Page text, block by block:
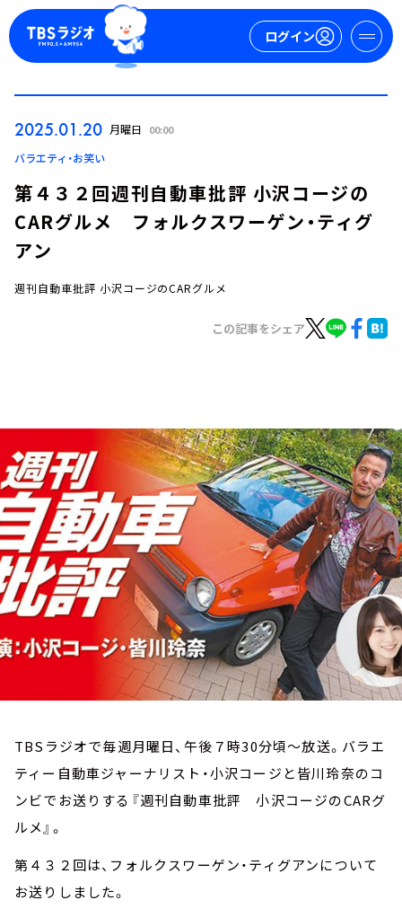
ログイン
ログイン
イベント・グッズ
YouTube
会社情報
2025.01.20 月曜日 00:00
バラエティ・お笑い
第４３２回週刊自動車批評 小沢コージの
CARグルメ フォルクスワーゲン・ティグ
アン
週刊自動車批評 小沢コージのCARグルメ
この記事をシェア
TBSラジオで毎週月曜日、午後７時30分頃～放送。バラエ
ティー自動車ジャーナリスト・小沢コージと皆川玲奈のコ
ンビでお送りする『週刊自動車批評 小沢コージのCARグ
ルメ』。
第４３２回は、フォルクスワーゲン・ティグアンについて
お送りしました。